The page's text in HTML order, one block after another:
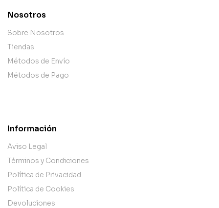
Nosotros
Sobre Nosotros
Tiendas
Métodos de Envío
Métodos de Pago
Información
Aviso Legal
Términos y Condiciones
Política de Privacidad
Política de Cookies
Devoluciones